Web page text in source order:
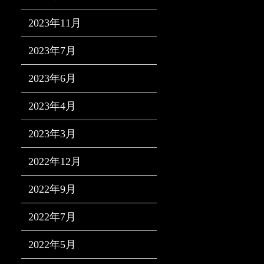
2023年11月
2023年7月
2023年6月
2023年4月
2023年3月
2022年12月
2022年9月
2022年7月
2022年5月